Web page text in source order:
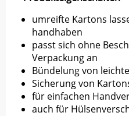
umreifte Kartons
handhaben
passt sich ohne
Verpackung an
Bündelung von
Sicherung von
für einfachen
auch für